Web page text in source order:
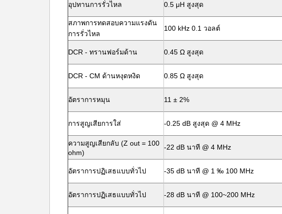
อุปทานการรั่วไหล 0.5 μH สูงสุด
สภาพการทดสอบความแรงดัน
การรั่วไหล
100 kHz 0.1 วอลต์
DCR - ทรานฟอร์มด้าน 0.45 Ω สูงสุด
DCR - CM ด้านหงุดหงิด 0.85 Ω สูงสุด
อัตราการหมุน 11 ± 2%
การสูญเสียการใส่ -0.25 dB สูงสุด @ 4 MHz
ความสูญเสียกลับ (Z out = 100
ohm)
-22 dB นาที @ 4 MHz
อัตราการปฏิเสธแบบทั่วไป -35 dB นาที @ 1 ‰ 100 MHz
อัตราการปฏิเสธแบบทั่วไป -28 dB นาที @ 100~200 MHz